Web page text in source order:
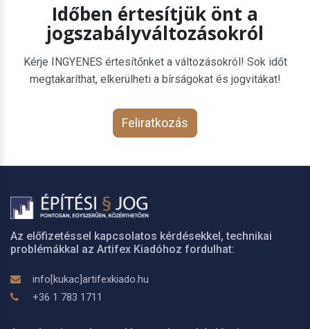
Időben értesítjük önt a
jogszabályváltozásokról
Kérje INGYENES értesítőnket a változásokról! Sok időt
megtakaríthat, elkerülheti a bírságokat és jogvitákat!
Feliratkozás
Az előfizetéssel kapcsolatos kérdésekkel, technikai
problémákkal az Artifex Kiadóhoz fordulhat:
info[kukac]artifexkiado.hu
+36 1 783 1711